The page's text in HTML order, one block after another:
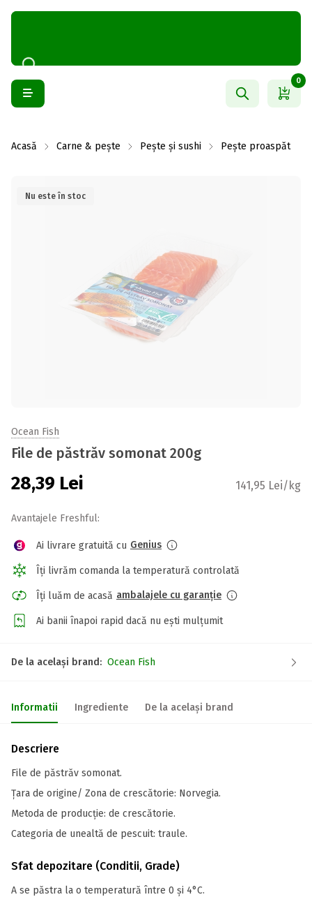
0
Acasă Carne & pește Pește și sushi Pește proaspăt
Nu este în stoc
Ocean Fish
File de păstrăv somonat 200g
28,39 Lei 141,95 Lei/kg
Avantajele Freshful:
Ai livrare gratuită cu Genius
Îți livrăm comanda la temperatură controlată
Îți luăm de acasă ambalajele cu garanție
Ai banii înapoi rapid dacă nu ești mulțumit
De la același brand: Ocean Fish
Informatii Ingrediente De la același brand
Descriere
File de păstrăv somonat.
Țara de origine/ Zona de crescătorie: Norvegia.
Metoda de producție: de crescătorie.
Categoria de unealtă de pescuit: traule.
Sfat depozitare (Conditii, Grade)
A se păstra la o temperatură între 0 și 4°C.